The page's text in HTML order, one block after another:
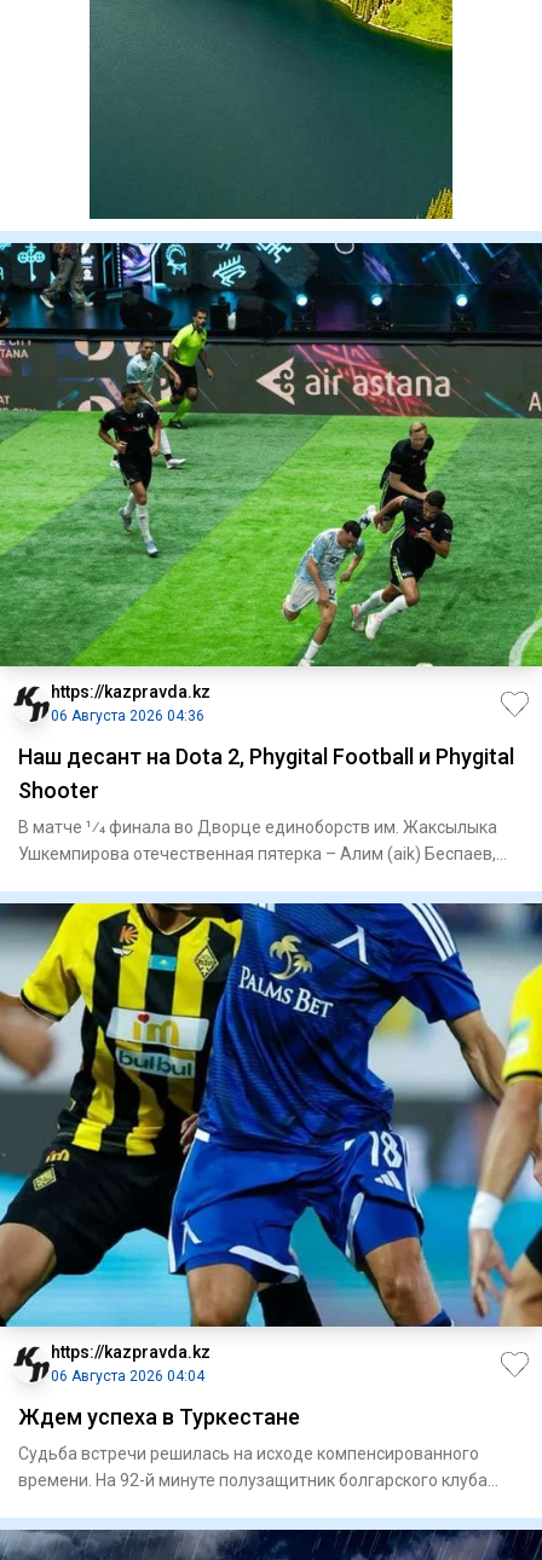
https://kazpravda.kz
06 Августа 2026 04:36
Наш десант на Dota 2, Phygital Football и Phygital
Shooter
В матче 1⁄4 финала во Дворце единоборств им. Жаксылыка
Ушкемпирова отечественная пятерка – Алим (aik) Беспаев,
https://kazpravda.kz
06 Августа 2026 04:04
Ждем успеха в Туркестане
Судьба встречи решилась на исходе компенсированного
времени. На 92-й минуте полузащитник болгарского клуба